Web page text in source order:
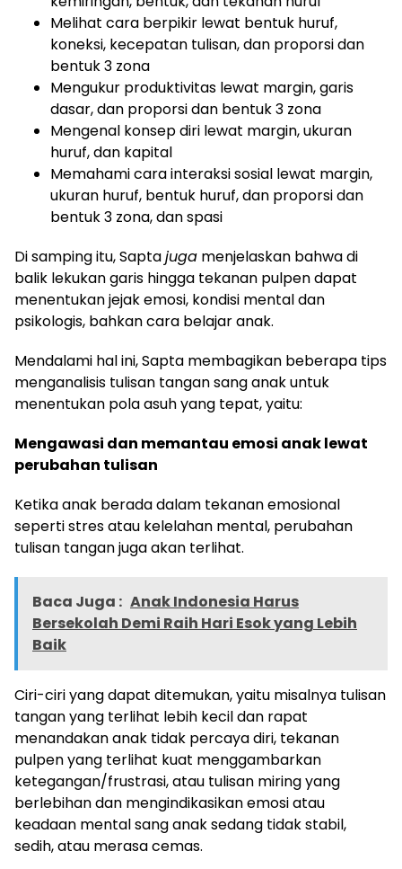
Melihat cara berpikir lewat bentuk huruf,
koneksi, kecepatan tulisan, dan proporsi dan
bentuk 3 zona
Mengukur produktivitas lewat margin, garis
dasar, dan proporsi dan bentuk 3 zona
Mengenal konsep diri lewat margin, ukuran
huruf, dan kapital
Memahami cara interaksi sosial lewat margin,
ukuran huruf, bentuk huruf, dan proporsi dan
bentuk 3 zona, dan spasi
Di samping itu, Saptajuga menjelaskan bahwa di
balik lekukan garis hingga tekanan pulpen dapat
menentukan jejak emosi, kondisi mental dan
psikologis, bahkan cara belajar anak.
Mendalami hal ini, Sapta membagikan beberapa tips
menganalisis tulisan tangan sang anak untuk
menentukan pola asuh yang tepat, yaitu:
Mengawasi dan memantau emosi anak lewat
perubahan tulisan
Ketika anak berada dalam tekanan emosional
seperti stres atau kelelahan mental, perubahan
tulisan tangan juga akan terlihat.
Baca Juga : Anak Indonesia Harus
Bersekolah Demi Raih Hari Esok yang Lebih
Baik
Ciri-ciri yang dapat ditemukan, yaitu misalnya tulisan
tangan yang terlihat lebih kecil dan rapat
menandakan anak tidak percaya diri, tekanan
pulpen yang terlihat kuat menggambarkan
ketegangan/frustrasi, atau tulisan miring yang
berlebihan dan mengindikasikan emosi atau
keadaan mental sang anak sedang tidak stabil,
sedih, atau merasa cemas.